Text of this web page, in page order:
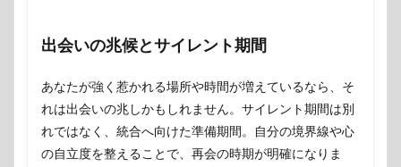
出会いの兆候とサイレント期間
あなたが強く惹かれる場所や時間が増えているなら、そ
れは出会いの兆しかもしれません。サイレント期間は別
れではなく、統合へ向けた準備期間。自分の境界線や心
の自立度を整えることで、再会の時期が明確になりま